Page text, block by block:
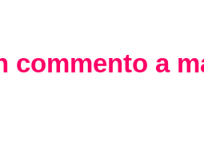
commento a